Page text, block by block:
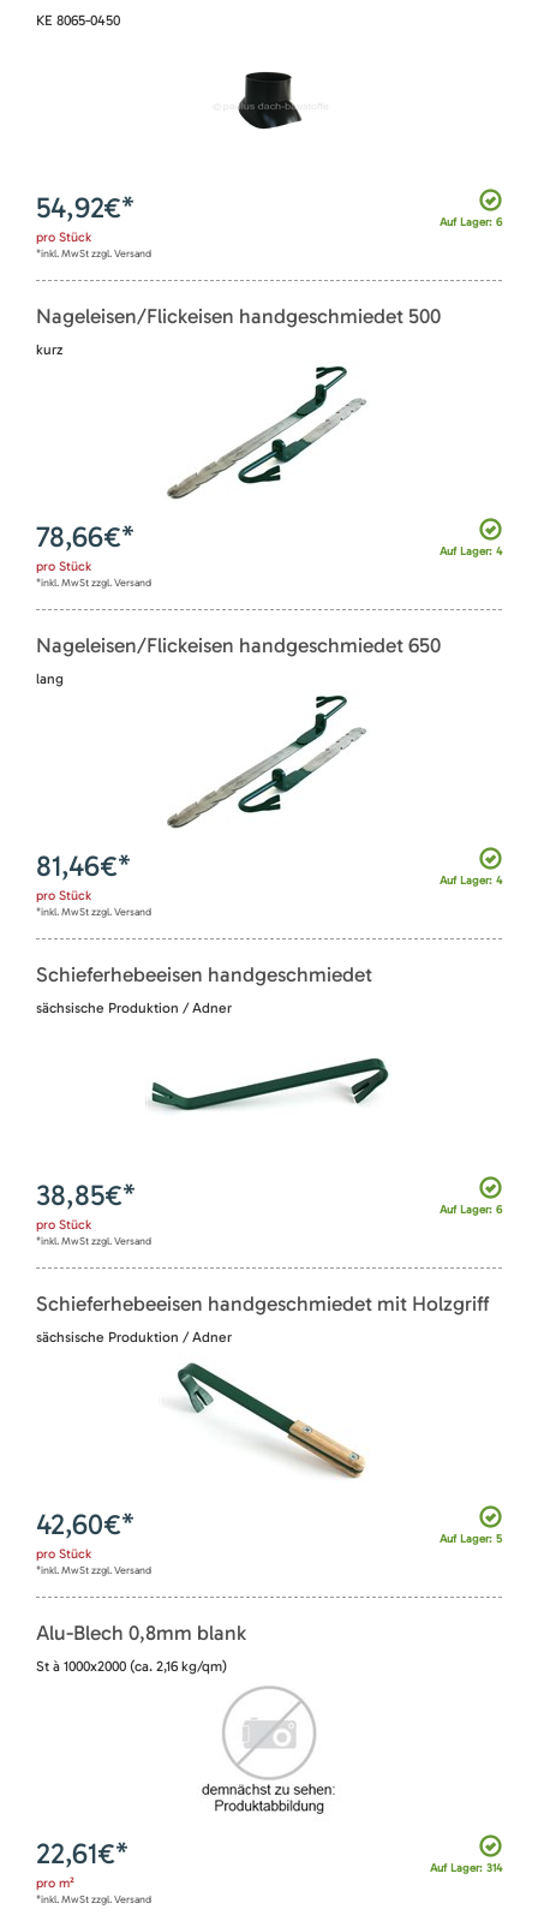
KE 8065-0450
Auf Lager: 6
54,92€*
pro Stück
*inkl. MwSt zzgl. Versand
Nageleisen/Flickeisen handgeschmiedet 500
kurz
Auf Lager: 4
78,66€*
pro Stück
*inkl. MwSt zzgl. Versand
Nageleisen/Flickeisen handgeschmiedet 650
lang
Auf Lager: 4
81,46€*
pro Stück
*inkl. MwSt zzgl. Versand
Schieferhebeeisen handgeschmiedet
sächsische Produktion / Adner
Auf Lager: 6
38,85€*
pro Stück
*inkl. MwSt zzgl. Versand
Schieferhebeeisen handgeschmiedet mit Holzgriff
sächsische Produktion / Adner
Auf Lager: 5
42,60€*
pro Stück
*inkl. MwSt zzgl. Versand
Alu-Blech 0,8mm blank
St à 1000x2000 (ca. 2,16 kg/qm)
Auf Lager: 314
22,61€*
pro m²
*inkl. MwSt zzgl. Versand